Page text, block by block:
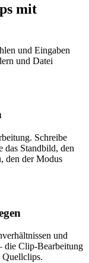
mit
und Eingaben
und Datei
Schreibe
das Standbild, den
den der Modus
und
die Clip-Bearbeitung
Quellclips.